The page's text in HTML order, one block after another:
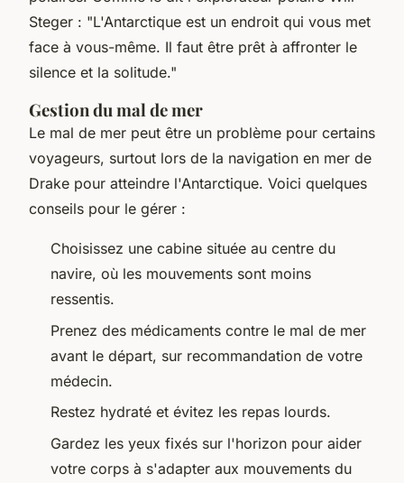
Steger : "L'Antarctique est un endroit qui vous met
face à vous-même. Il faut être prêt à affronter le
silence et la solitude."
Gestion du mal de mer
Le mal de mer peut être un problème pour certains
voyageurs, surtout lors de la navigation en mer de
Drake pour atteindre l'Antarctique. Voici quelques
conseils pour le gérer :
Choisissez une cabine située au centre du
navire, où les mouvements sont moins
ressentis.
Prenez des médicaments contre le mal de mer
avant le départ, sur recommandation de votre
médecin.
Restez hydraté et évitez les repas lourds.
Gardez les yeux fixés sur l'horizon pour aider
votre corps à s'adapter aux mouvements du